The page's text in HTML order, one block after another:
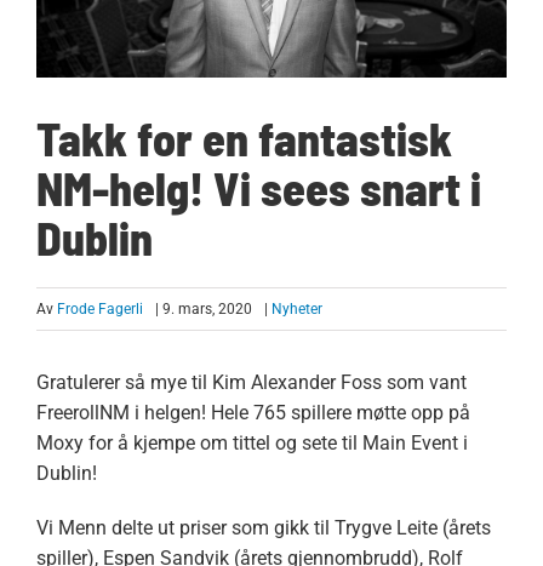
Takk for en fantastisk
NM-helg! Vi sees snart i
Dublin
Av Frode Fagerli | 9. mars, 2020 | Nyheter
Gratulerer så mye til Kim Alexander Foss som vant
FreerollNM i helgen! Hele 765 spillere møtte opp på
Moxy for å kjempe om tittel og sete til Main Event i
Dublin!
Vi Menn delte ut priser som gikk til Trygve Leite (årets
spiller), Espen Sandvik (årets gjennombrudd), Rolf